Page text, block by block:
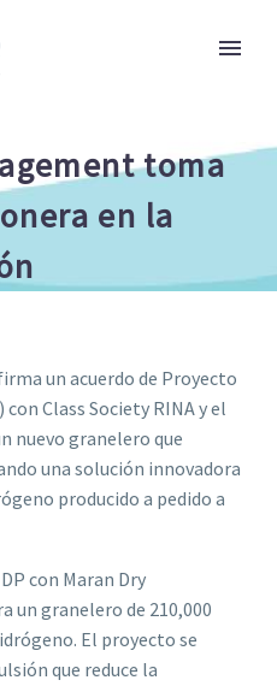
toma
en la
un acuerdo de Proyecto
Class Society RINA y el
nuevo granelero que
una solución innovadora
producido a pedido a
con Maran Dry
un granelero de 210,000
El proyecto se
que reduce la